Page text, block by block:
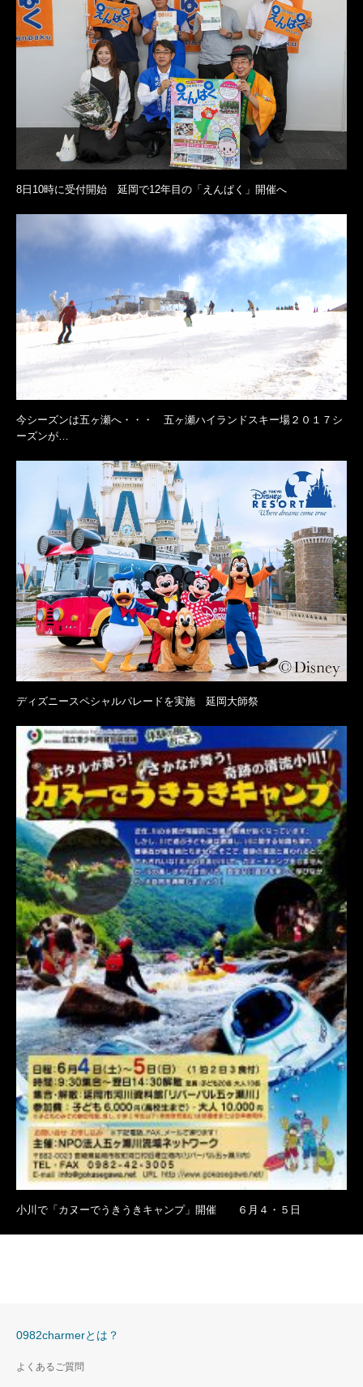
8日10時に受付開始 延岡で12年目の「えんぱく」開催へ
今シーズンは五ヶ瀬へ・・・ 五ヶ瀬ハイランドスキー場２０１７シ
ーズンが…
ディズニースペシャルパレードを実施 延岡大師祭
小川で「カヌーでうきうきキャンプ」開催 ６月４・５日
0982charmerとは？
よくあるご質問